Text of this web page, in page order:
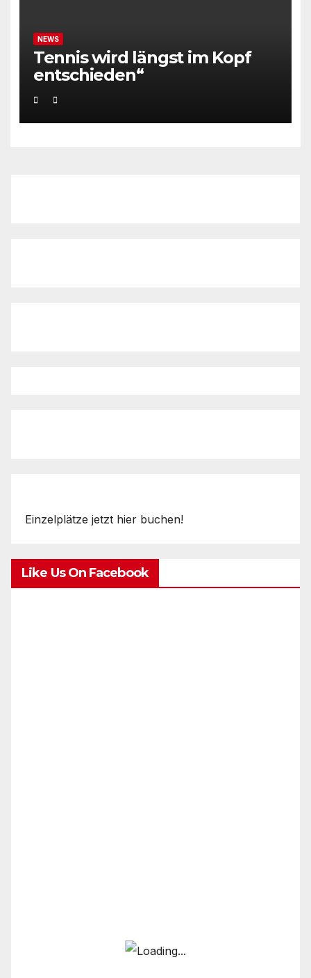
NEWS
Tennis wird längst im Kopf
entschieden“
Einzelplätze jetzt hier buchen!
Like Us On Facebook